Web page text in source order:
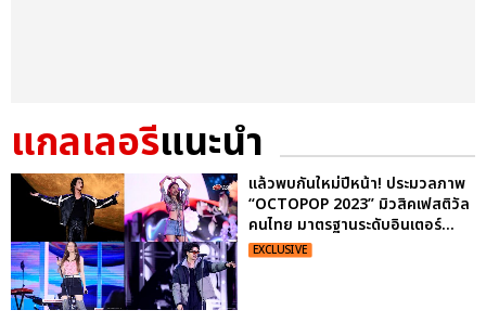
แกลเลอรีแนะนำ
แล้วพบกันใหม่ปีหน้า! ประมวลภาพ
“OCTOPOP 2023” มิวสิคเฟสติวัล
คนไทย มาตรฐานระดับอินเตอร์...
EXCLUSIVE